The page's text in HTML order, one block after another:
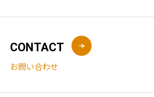
CONTACT
お問い合わせ